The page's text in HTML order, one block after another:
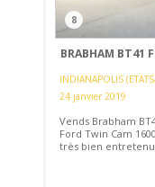
8
BRABHAM BT41
INDIANAPOLIS
24 janvier 2019
Vends Brabham
Ford Twin Cam
très bien